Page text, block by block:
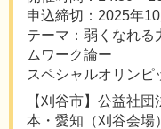
申込締切：2025年10
テーマ：弱くなれ
ムワーク論ー
スペシャルオリンピ
【刈谷市】公益社
本・愛知（刈谷会場）